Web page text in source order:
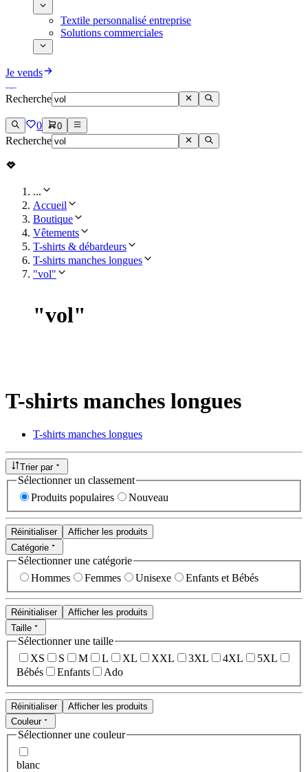
Textile personnalisé entreprise
Solutions commerciales
Je vends
Recherche
0 0
Recherche
...
Accueil
Boutique
Vêtements
T-shirts & débardeurs
T-shirts manches longues
"vol"
"vol"
T-shirts manches longues
T-shirts manches longues
Trier par
Sélectionner un classement
Produits populaires
Nouveau
Réinitialiser
Afficher les produits
Catégorie
Sélectionner une catégorie
Hommes
Femmes Unisexe Enfants et Bébés
Réinitialiser
Afficher les produits
Taille
Sélectionner une taille
XS
S M L XL XXL 3XL 4XL
5XL
Bébés
Enfants Ado
Réinitialiser
Afficher les produits
Couleur
Sélectionner une couleur
blanc